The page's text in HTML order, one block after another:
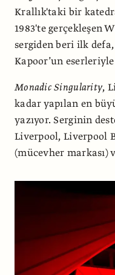
Krallık'taki bir
1983'te gerçekleşen
sergiden beri ilk
Kapoor’un
MonadicSingularity,
kadar yapılan en
yazıyor. Serginin
Liverpool, Liverpool
(mücevher markası)